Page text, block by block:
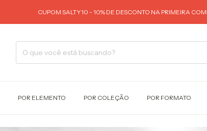
CUPOM SALTY10 - 10% DE DESCONTO NA PRIMEIRA
POR ELEMENTO POR COLEÇÃO POR FORMATO